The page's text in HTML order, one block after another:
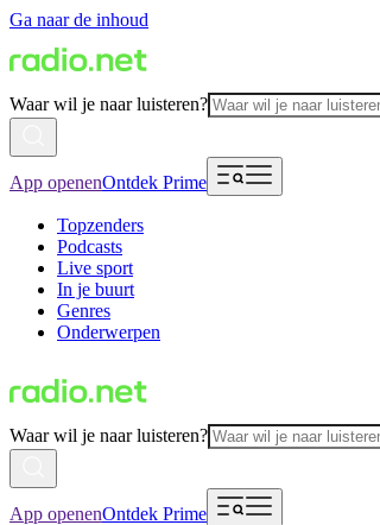
Ga naar de inhoud
Waar wil je naar luisteren?
App openenOntdek Prime
Topzenders
Podcasts
Live sport
In je buurt
Genres
Onderwerpen
Waar wil je naar luisteren?
App openenOntdek Prime